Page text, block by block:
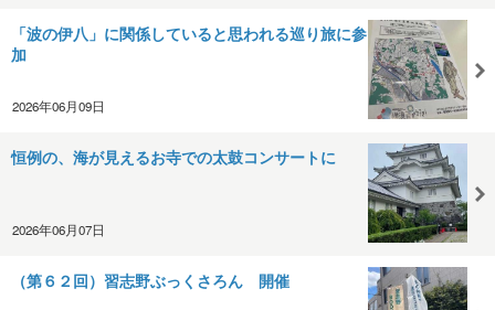
「波の伊八」に関係していると思われる巡り旅に参
加
2026年06月09日
恒例の、海が見えるお寺での太鼓コンサートに
2026年06月07日
（第６２回）習志野ぶっくさろん 開催